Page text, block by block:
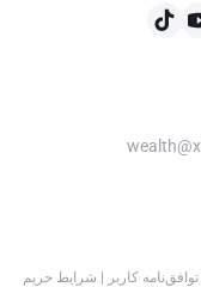
توافق‌نامه کاربر شرایط حریم